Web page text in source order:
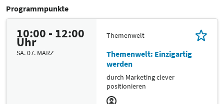
Programmpunkte
10:00 - 12:00
Uhr
SA. 07. MÄRZ
Themenwelt
Themenwelt: Einzigartig
werden
durch Marketing clever
positionieren